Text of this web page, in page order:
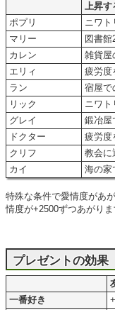
上昇す
ポプリ
ニワト
マリー
図書館
カレン
雑貨屋
エリィ
疲労度
ラン
宿屋で
リック
ニワト
グレイ
鍛冶屋
ドクター
疲労度
クリフ
教会に
カイ
海の家
特殊な条件で愛情度があ
情度が+2500ずつあがりま
プレゼントの効果
一番好き